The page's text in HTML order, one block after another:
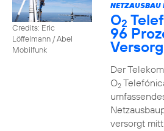
Credits: Eric
Löffelmann / Abel
Mobilfunk
NETZAUSBAU
O2
96
Der
O2
versorgt